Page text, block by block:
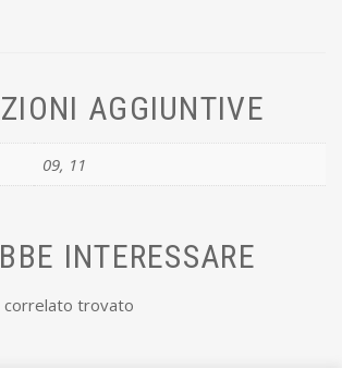
AGGIUNTIVE
09, 11
INTERESSARE
trovato